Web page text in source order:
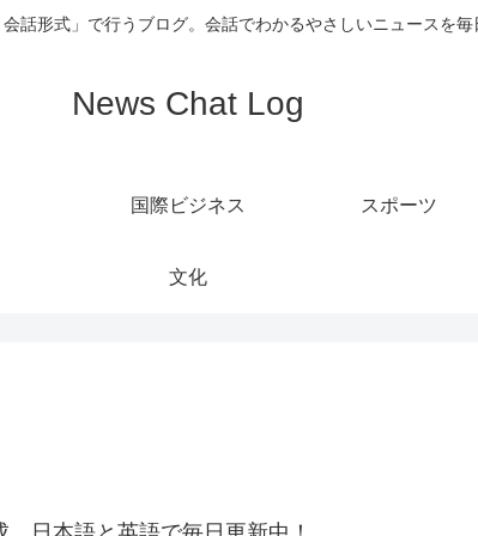
話形式」で行うブログ。会話でわかるやさしいニュースを毎
News Chat Log
国際ビジネス スポーツ
文化